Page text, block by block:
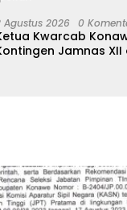
Agustus 2026 0
Kwarcab
Jamnas XII